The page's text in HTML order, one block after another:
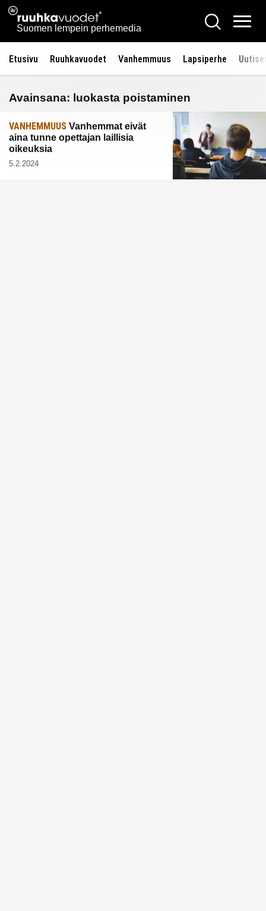
Siirry
sisältöön
Ruuhkavuodet.fi
Suomen lempein perhemedia
Hae
Etusivu Ruuhkavuodet Vanhemmuus Lapsiperhe
Avainsana: luokasta poistaminen
VANHEMMUUS Vanhemmat eivät
aina tunne opettajan laillisia
oikeuksia
5.2.2024